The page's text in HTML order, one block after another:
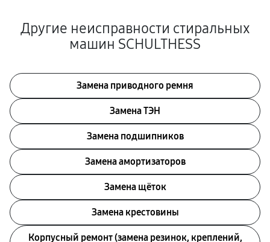
Другие неисправности стиральных
машин SCHULTHESS
Замена приводного ремня
Замена ТЭН
Замена подшипников
Замена амортизаторов
Замена щёток
Замена крестовины
Корпусный ремонт (замена резинок, креплений,